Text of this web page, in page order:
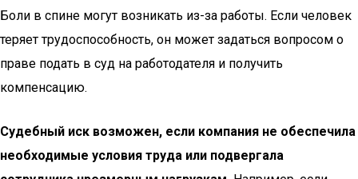
Боли в спине могут возникать из-за работы. Если человек
теряет трудоспособность, он может задаться вопросом о
праве подать в суд на работодателя и получить
компенсацию.
Судебный иск возможен, если компания не обеспечила
необходимые условия труда или подвергала